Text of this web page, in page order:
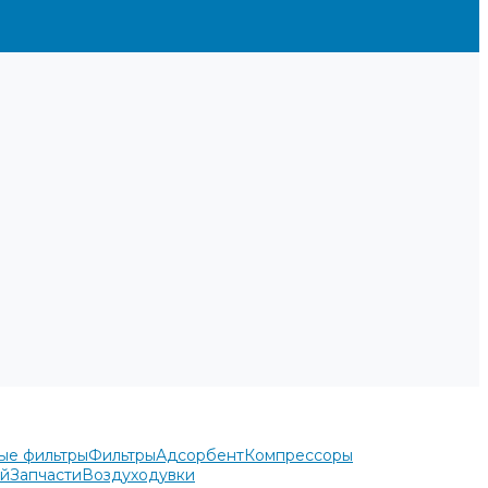
фильтрыФильтрыАдсорбентКомпрессоры
ЗапчастиВоздуходувки